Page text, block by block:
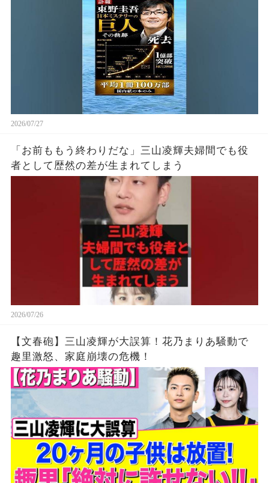
2026/07/27
「お前ももう終わりだな」三山凌輝夫婦間でも役
者として歴然の差が生まれてしまう
2026/07/26
【文春砲】三山凌輝が大誤算！花乃まりあ騒動で
趣里激怒、家庭崩壊の危機！